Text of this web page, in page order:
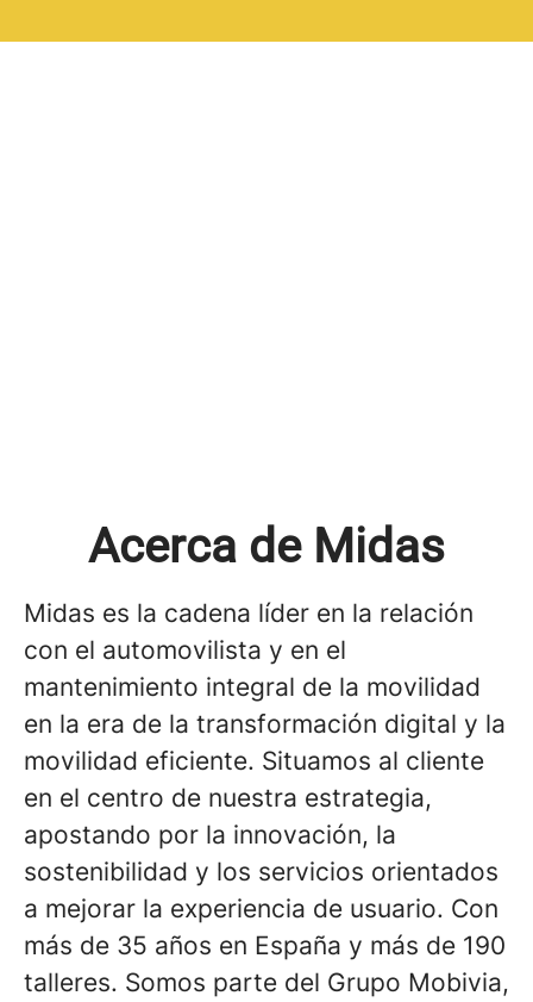
Acerca de Midas
Midas es la cadena líder en la relación
con el automovilista y en el
mantenimiento integral de la movilidad
en la era de la transformación digital y la
movilidad eficiente. Situamos al cliente
en el centro de nuestra estrategia,
apostando por la innovación, la
sostenibilidad y los servicios orientados
a mejorar la experiencia de usuario. Con
más de 35 años en España y más de 190
talleres. Somos parte del Grupo Mobivia,